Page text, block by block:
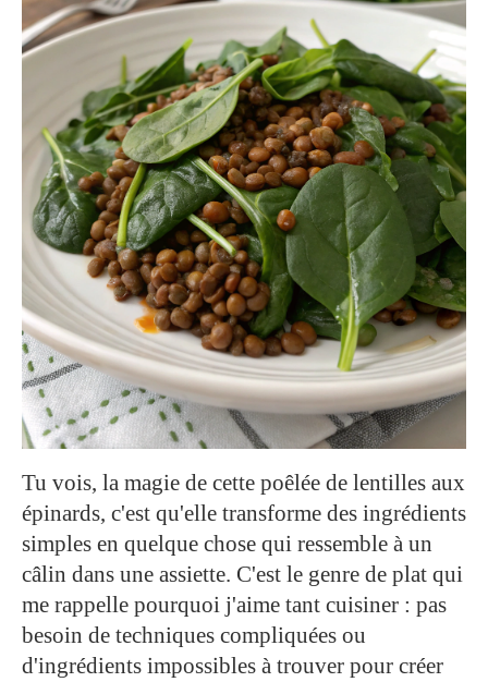
Tu vois, la magie de cette poêlée de lentilles aux
épinards, c'est qu'elle transforme des ingrédients
simples en quelque chose qui ressemble à un
câlin dans une assiette. C'est le genre de plat qui
me rappelle pourquoi j'aime tant cuisiner : pas
besoin de techniques compliquées ou
d'ingrédients impossibles à trouver pour créer